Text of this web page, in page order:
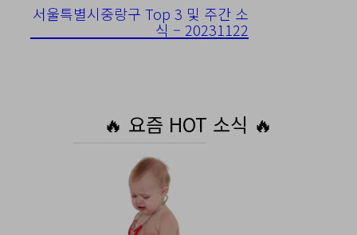
서울특별시중랑구 Top 3 및 주간 소
식 – 20231122
🔥 요즘 HOT 소식 🔥